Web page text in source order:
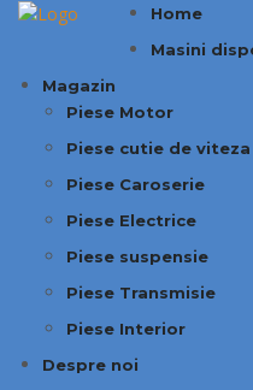
Home
Masini
Magazin
Piese Motor
Piese cutie de viteza
Piese Caroserie
Piese Electrice
Piese suspensie
Piese Transmisie
Piese Interior
Despre noi